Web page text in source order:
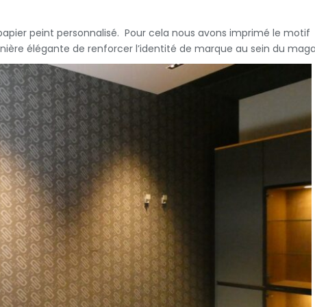
peint personnalisé. Pour cela nous avons imprimé le motif
élégante de renforcer l’identité de marque au sein du